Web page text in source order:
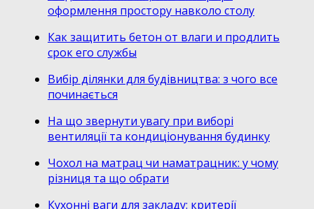
оформлення простору навколо столу
Как защитить бетон от влаги и продлить
срок его службы
Вибір ділянки для будівництва: з чого все
починається
На що звернути увагу при виборі
вентиляції та кондиціонування будинку
Чохол на матрац чи наматрацник: у чому
різниця та що обрати
Кухонні ваги для закладу: критерії